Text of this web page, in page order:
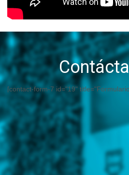
[contact-form-7 id="19"